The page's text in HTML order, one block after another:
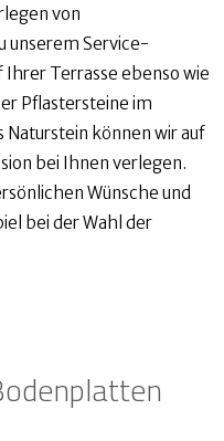
von
unserem Service-
Terrasse ebenso wie
Pflastersteine im
Naturstein können wir auf
bei Ihnen verlegen.
Wünsche und
bei der Wahl der